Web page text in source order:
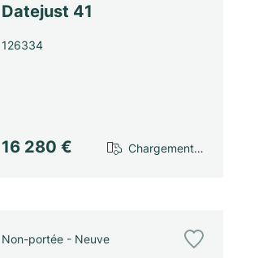
Datejust 41
126334
16 280 € Chargement…
Non-portée - Neuve